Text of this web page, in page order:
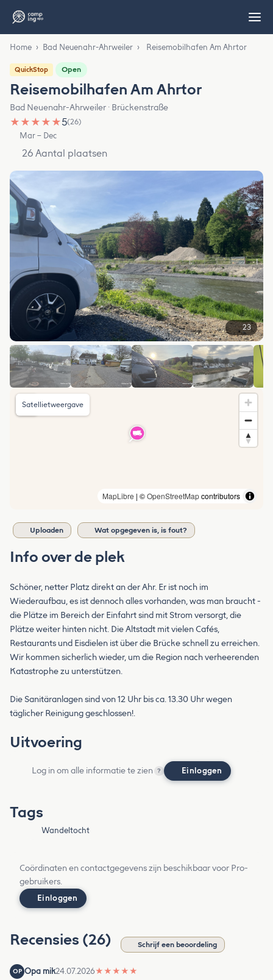
Home › Bad Neuenahr-Ahrweiler › Reisemobilhafen Am Ahrtor
QuickStop Open
Reisemobilhafen Am Ahrtor
Bad Neuenahr-Ahrweiler · Brückenstraße
★ ★ ★ ★ ★5(26)
Mar – Dec
26 Aantal plaatsen
23
MapLibre | ©OpenStreetMapcontributors
Satellietweergave
Uploaden Wat opgegeven is, is fout?
Info over de plek
Schöner, netter Platz direkt an der Ahr. Er ist noch im
Wiederaufbau, es ist dennoch alles vorhanden, was man braucht -
die Plätze im Bereich der Einfahrt sind mit Strom versorgt, die
Plätze weiter hinten nicht. Die Altstadt mit vielen Cafés,
Restaurants und Eisdielen ist über die Brücke schnell zu erreichen.
Wir kommen sicherlich wieder, um die Region nach verheerenden
Katastrophe zu unterstützen.
Die Sanitäranlagen sind von 12 Uhr bis ca. 13.30 Uhr wegen
täglicher Reinigung geschlossen!.
Uitvoering
Log in om alle informatie te zien ? Einloggen
Tags
Wandeltocht
Coördinaten en contactgegevens zijn beschikbaar voor Pro-
gebruikers.
Einloggen
Recensies (26) Schrijf een beoordeling
OP Opa mik24.07.2026★ ★ ★ ★ ★